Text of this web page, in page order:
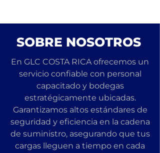
SOBRE NOSOTROS
En GLC COSTA RICA ofrecemos un
servicio confiable con personal
capacitado y bodegas
estratégicamente ubicadas.
Garantizamos altos estándares de
seguridad y eficiencia en la cadena
de suministro, asegurando que tus
cargas lleguen a tiempo en cada